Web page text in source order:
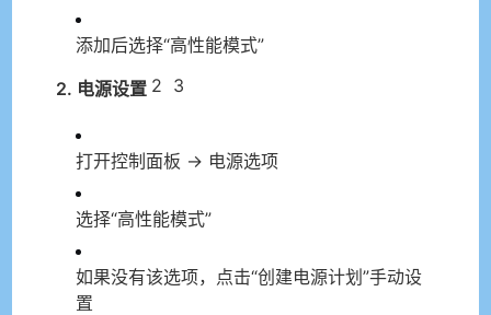
添加后选择“高性能模式”
2. 电源设置 2 3
打开控制面板 → 电源选项
选择“高性能模式”
如果没有该选项，点击“创建电源计划”手动设
置